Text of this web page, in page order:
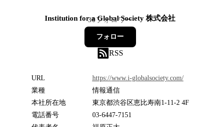
Institution for a Global Society 株式会社
30フォロワー
フォロー
RSS
URL
https://www.i-globalsociety.com/
業種
情報通信
本社所在地
東京都渋谷区恵比寿南1-11-2 4F
電話番号
03-6447-7151